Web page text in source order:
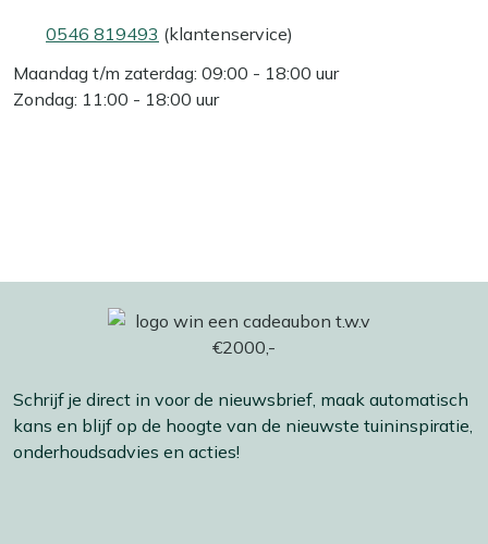
0546 819493 (klantenservice)
Maandag t/m zaterdag: 09:00 - 18:00 uur
Zondag: 11:00 - 18:00 uur
Schrijf je direct in voor de nieuwsbrief, maak automatisch
kans en blijf op de hoogte van de nieuwste tuininspiratie,
onderhoudsadvies en acties!